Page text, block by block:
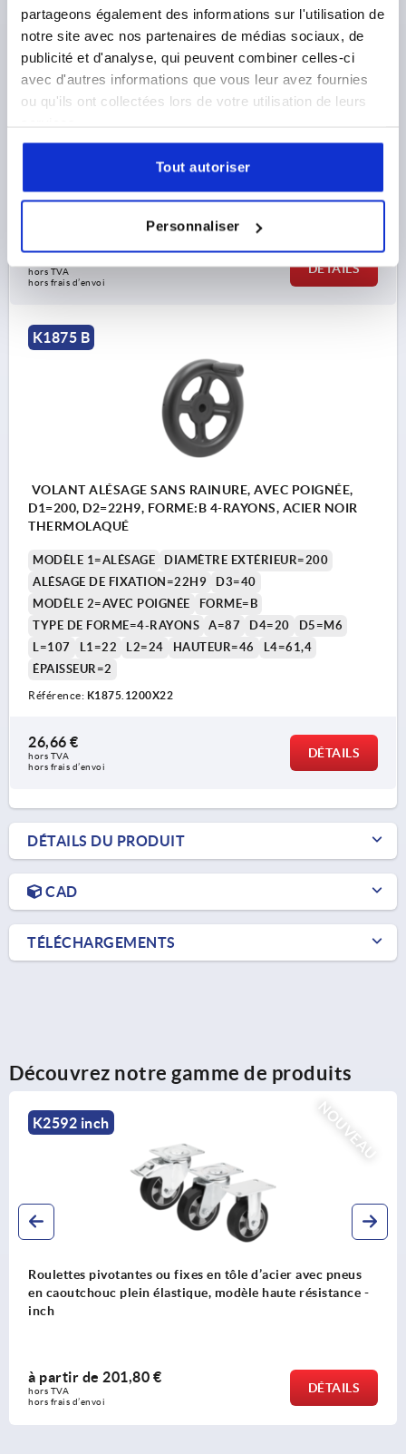
partageons également des informations sur l'utilisation de
notre site avec nos partenaires de médias sociaux, de
publicité et d'analyse, qui peuvent combiner celles-ci
avec d'autres informations que vous leur avez fournies
ou qu'ils ont collectées lors de votre utilisation de leurs
Tout autoriser
Personnaliser
VOLANT ALÉSAGE SANS RAINURE, AVEC POIGNÉE,
D1=200, D2=18H9, FORME:B 4-RAYONS, ACIER NOIR
THERMOLAQUÉ
MODÈLE 1=ALÉSAGE
DIAMÈTRE EXTÉRIEUR=200
ALÉSAGE DE FIXATION=18H9
D3=40
TYPE DE FORME=4-RAYONS
A=87 D4=20
D5=M6
L2=24 HAUTEUR=46
26,66 €
hors TVA
hors frais d’envoi
DÉTAILS
K1875 B
VOLANT ALÉSAGE SANS RAINURE, AVEC POIGNÉE,
D1=200, D2=22H9, FORME:B 4-RAYONS, ACIER NOIR
THERMOLAQUÉ
MODÈLE 1=ALÉSAGE
DIAMÈTRE EXTÉRIEUR=200
ALÉSAGE DE FIXATION=22H9
D3=40
MODÈLE 2=AVEC POIGNÉE
FORME=B
TYPE DE FORME=4-RAYONS
A=87 D4=20
D5=M6
L=107
L1=22 L2=24 HAUTEUR=46
L4=61,4
ÉPAISSEUR=2
Référence: K1875.1200X22
26,66 €
hors TVA
hors frais d’envoi
DÉTAILS
DÉTAILS DU PRODUIT
CAD
TÉLÉCHARGEMENTS
Découvrez notre gamme de produits
NOUVEAU
avec pneus
résistance -
DÉTAILS
Roulettes pivotantes ou fixes en acier
en Extrathane, modèle robuste - inch
281,93 €